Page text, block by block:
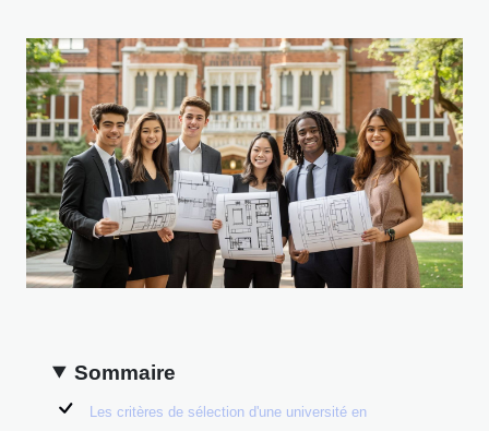
Sommaire
Les critères de sélection d'une université en